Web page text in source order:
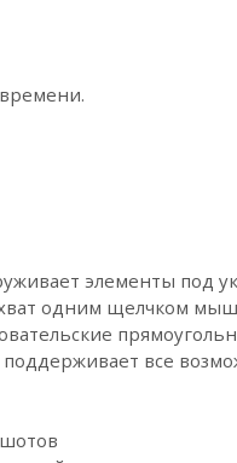
элементы под
одним щелчком
все